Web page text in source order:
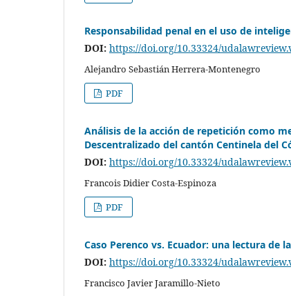
Responsabilidad penal en el uso de
DOI: https://doi.org/10.33324/
Alejandro Sebastián Herrera-Montenegro
PDF
Análisis de la acción de repetición como
Descentralizado del cantón Centinela del
DOI: https://doi.org/10.33324/
Francois Didier Costa-Espinoza
PDF
Caso Perenco vs. Ecuador: una lectura
DOI: https://doi.org/10.33324/
Francisco Javier Jaramillo-Nieto